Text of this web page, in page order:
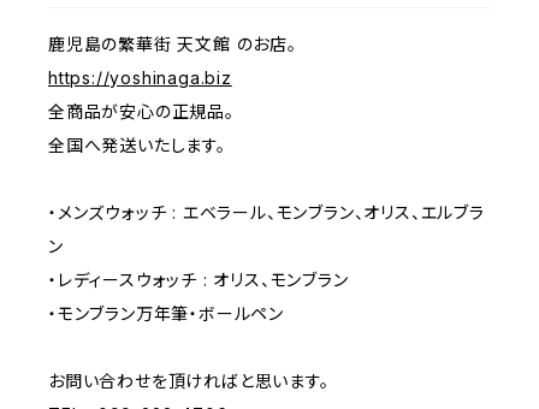
鹿児島の繁華街 天文館 のお店。
https://yoshinaga.biz
全商品が安心の正規品。
全国へ発送いたします。
・メンズウォッチ : エベラール、モンブラン、オリス、エルブラ
ン
・レディースウォッチ : オリス、モンブラン
・モンブラン万年筆・ボールペン
お問い合わせを頂ければと思います。